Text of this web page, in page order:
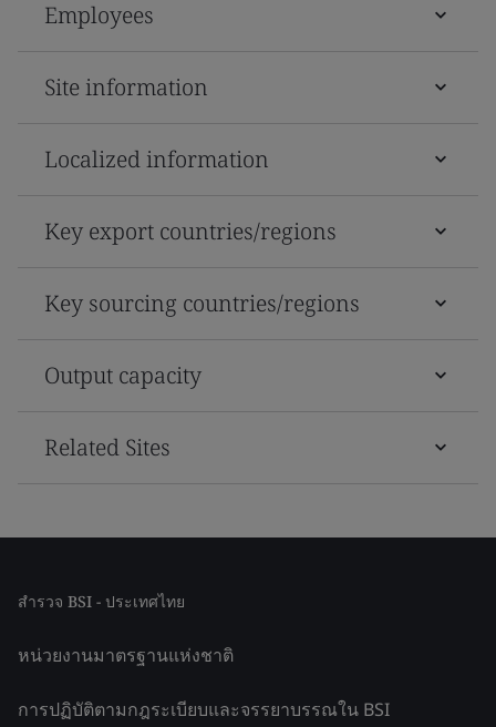
Employees
Site information
Localized information
Key export countries/regions
Key sourcing countries/regions
Output capacity
Related Sites
สำรวจ BSI - ประเทศไทย
หน่วยงานมาตรฐานแห่งชาติ
การปฏิบัติตามกฎระเบียบและจรรยาบรรณใน BSI